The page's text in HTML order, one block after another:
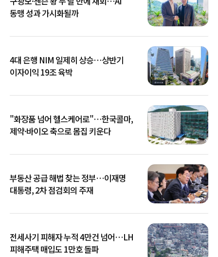
동맹 성과 가시화될까
4대 은행 NIM 일제히 상승…상반기
이자이익 19조 육박
"화장품 넘어 헬스케어로"…한국콜마,
제약·바이오 축으로 몸집 키운다
부동산 공급 해법 찾는 정부…이재명
대통령, 2차 점검회의 주재
전세사기 피해자 누적 4만건 넘어…LH
피해주택 매입도 1만호 돌파